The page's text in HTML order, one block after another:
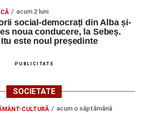
acum 2 luni
social-democrați din Alba și-
noua conducere, la Sebeș.
este noul președinte
PUBLICITATE
SOCIETATE
CULTURĂ acum o săptămână